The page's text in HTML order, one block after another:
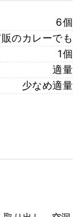
6個
のカレーでも
1個
適量
少なめ適量